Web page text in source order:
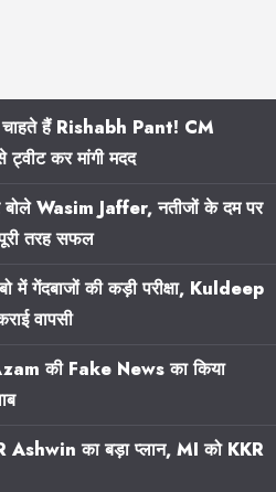
चाहते हैं Rishabh Pant! CM
कर मांगी मदद
Wasim Jaffer, नतीजों के दम पर
तरह सफल
गेंदबाजों की कड़ी परीक्षा, Kuldeep
वापसी
की Fake News का किया
का बड़ा प्लान, MI को KKR